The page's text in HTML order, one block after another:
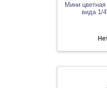
Мини
вида 1/